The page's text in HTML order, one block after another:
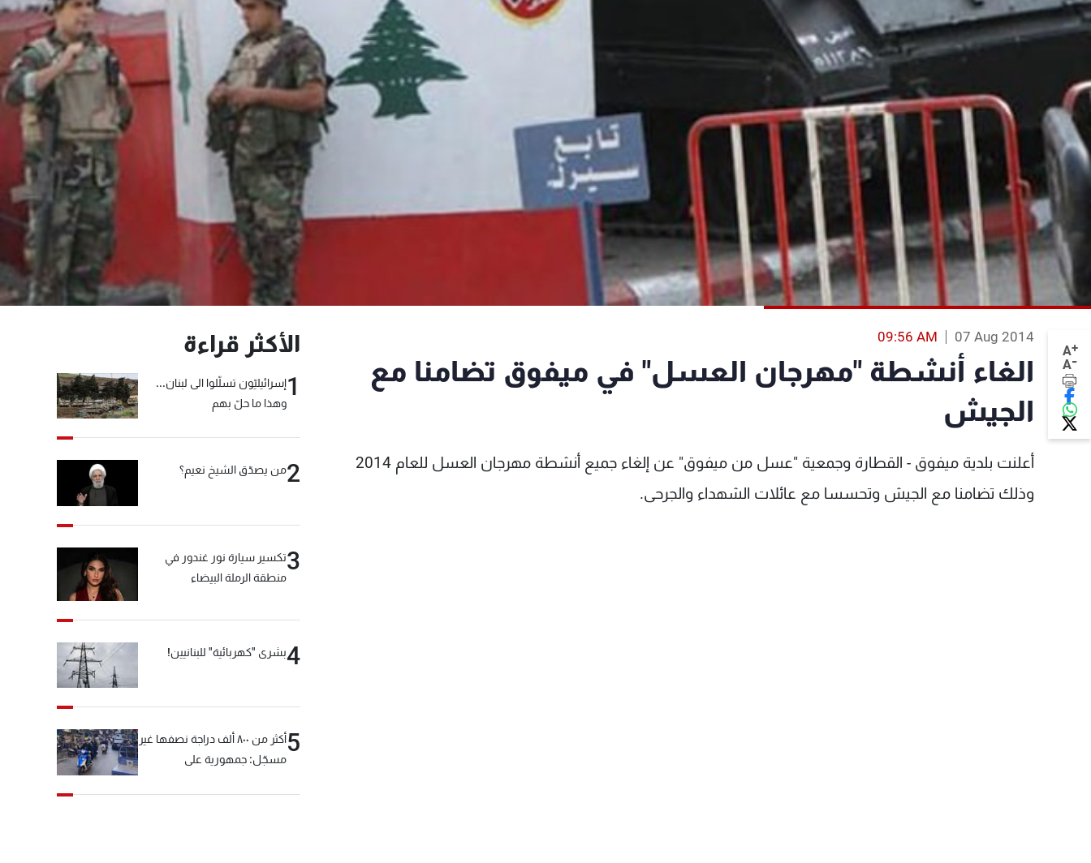
A+
A-
07 Aug 2014
09:56 AM
الغاء أنشطة "مهرجان العسل" في ميفوق تضامنا مع
الجيش
أعلنت بلدية ميفوق - القطارة وجمعية "عسل من ميفوق" عن إلغاء جميع أنشطة مهرجان العسل للعام 2014
وذلك تضامنا مع الجيش وتحسسا مع عائلات الشهداء والجرحى.
الأكثر قراءة
1إسرائيليّون تسلّلوا الى لبنان...
وهذا ما حلّ بهم
2من يصدّق الشيخ نعيم؟
3تكسير سيارة نور غندور في
منطقة الرملة البيضاء
4بشرى "كهربائية" للبنانيين!
5
أكثر من ٨٠٠ ألف دراجة نصفها غير
مسجّل: جمهورية على